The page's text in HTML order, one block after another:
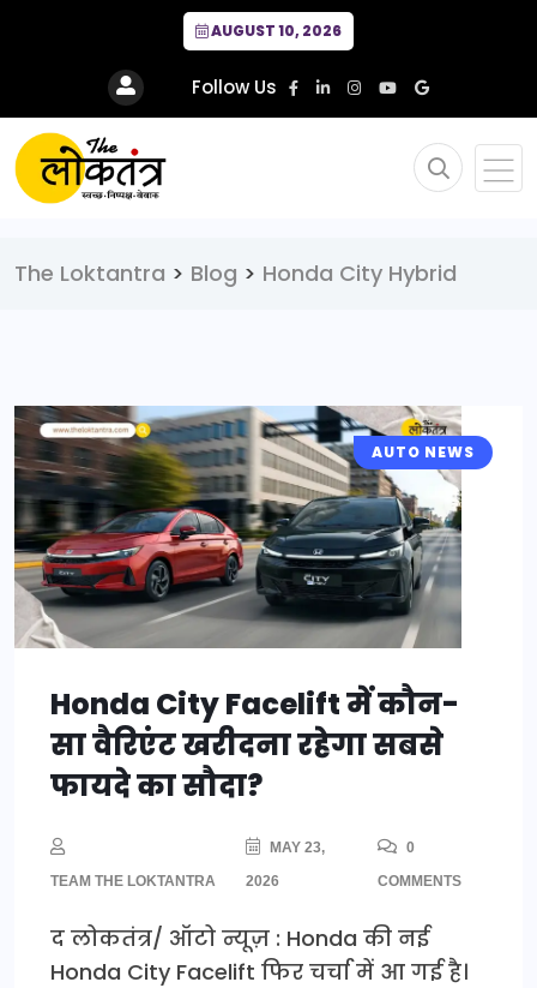
AUGUST 10, 2026
Follow Us
The Loktantra > Blog > Honda City Hybrid
AUTO NEWS
Honda City Facelift में कौन-
सा वैरिएंट खरीदना रहेगा सबसे
फायदे का सौदा?
TEAM THE LOKTANTRA
MAY 23,
2026
0
COMMENTS
द लोकतंत्र/ ऑटो न्यूज़ : Honda की नई
Honda City Facelift फिर चर्चा में आ गई है।